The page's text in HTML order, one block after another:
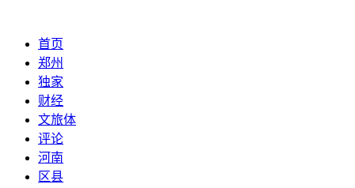
首页
郑州
独家
财经
文旅体
评论
河南
区县